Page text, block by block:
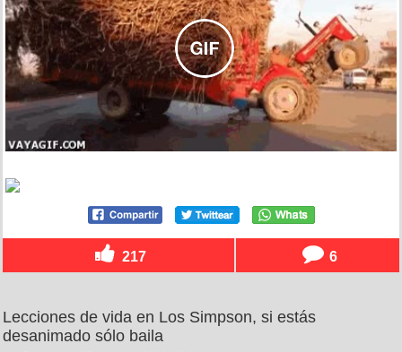
217 6
Lecciones de vida en Los Simpson, si estás
desanimado sólo baila